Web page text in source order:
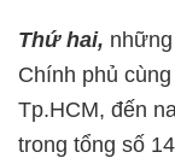
Thứ hai,
Chính phủ
Tp.HCM, đến
trong tổng số